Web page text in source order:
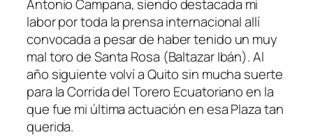
Antonio Campana, siendo destacada mi
labor por toda la prensa internacional allí
convocada a pesar de haber tenido un muy
mal toro de Santa Rosa (Baltazar Ibán). Al
año siguiente volví a Quito sin mucha suerte
para la Corrida del Torero Ecuatoriano en la
que fue mi última actuación en esa Plaza tan
querida.